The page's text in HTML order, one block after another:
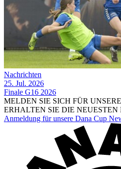
Nachrichten
25. Jul. 2026
Finale G16 2026
MELDEN SIE SICH FÜR
ERHALTEN SIE DIE
Anmeldung für unsere Dana Cup